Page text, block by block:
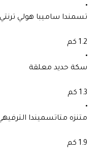
تسمندا ساميبا هولي ترنتي
1.2 كم
سكة حديد معلقة
1.3 كم
متنزه متاتسميندا
1.9 كم